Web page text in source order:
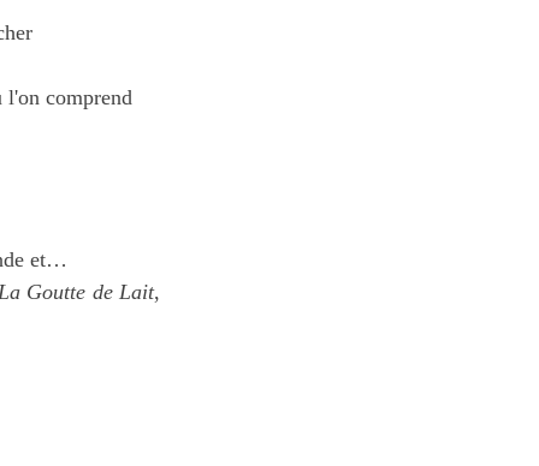
l'on comprend
et…
Goutte de Lait,